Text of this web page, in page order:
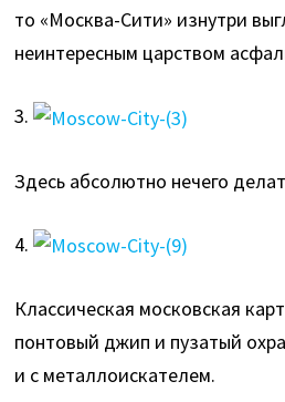
то «Москва-Сити» изнутри
неинтересным царством
3.
Здесь абсолютно нечего
4.
Классическая московская
понтовый джип и пузатый
и с металлоискателем.